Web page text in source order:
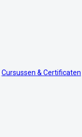
Cursussen & Certificaten